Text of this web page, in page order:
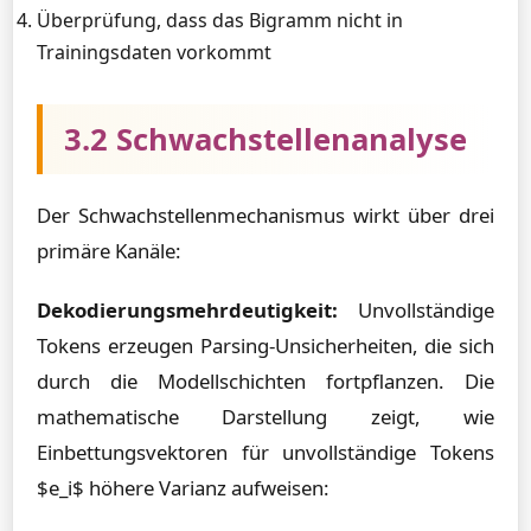
Überprüfung, dass das Bigramm nicht in
Trainingsdaten vorkommt
3.2 Schwachstellenanalyse
Der Schwachstellenmechanismus wirkt über drei
primäre Kanäle:
Dekodierungsmehrdeutigkeit: Unvollständige
Tokens erzeugen Parsing-Unsicherheiten, die sich
durch die Modellschichten fortpflanzen. Die
mathematische Darstellung zeigt, wie
Einbettungsvektoren für unvollständige Tokens
$e_i$ höhere Varianz aufweisen: